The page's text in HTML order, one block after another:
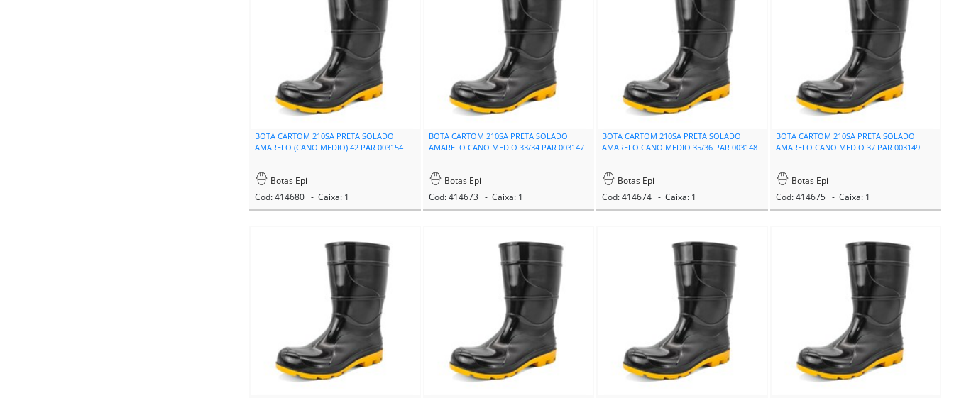
BOTA CARTOM 210SA PRETA SOLADO
AMARELO (CANO MEDIO) 42 PAR 003154
Botas Epi
Cod: 414680 - Caixa: 1
BOTA CARTOM 210SA PRETA SOLADO
AMARELO CANO MEDIO 33/34 PAR 003147
Botas Epi
Cod: 414673 - Caixa: 1
BOTA CARTOM 210SA PRETA SOLADO
AMARELO CANO MEDIO 35/36 PAR 003148
Botas Epi
Cod: 414674 - Caixa: 1
BOTA CARTOM 210SA PRETA SOLADO
AMARELO CANO MEDIO 37 PAR 003149
Botas Epi
Cod: 414675 - Caixa: 1